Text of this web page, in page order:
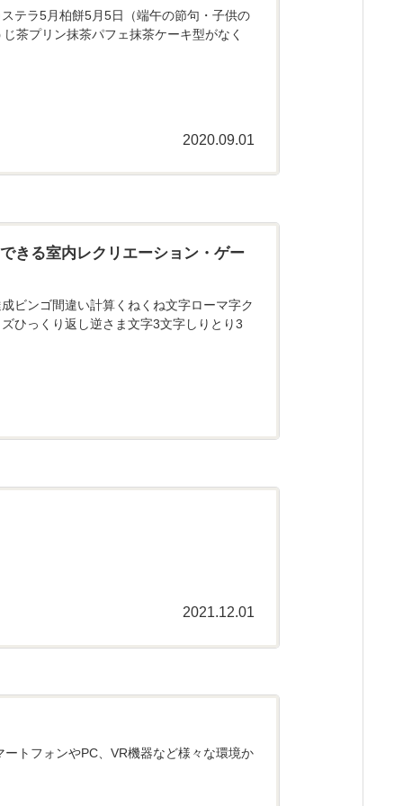
テラ5月柏餅5月5日（端午の節句・子供の
茶プリン抹茶パフェ抹茶ケーキ型がなく
2020.09.01
きる室内レクリエーション・ゲー
ビンゴ間違い計算くねくね文字ローマ字ク
ひっくり返し逆さま文字3文字しりとり3
2021.12.01
トフォンやPC、VR機器など様々な環境か